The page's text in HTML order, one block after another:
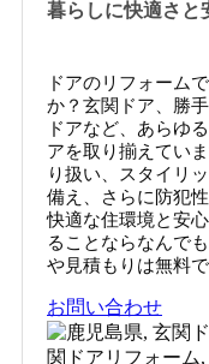
暮らしに快適さと
ドアのリフォーム
か？玄関ドア、勝
ドアなど、あらゆ
アを取り揃えてい
り扱い、スタイリ
備え、さらに防犯
快適な住環境と安
ることならなんで
や見積もりは無料で
お問い合わせ